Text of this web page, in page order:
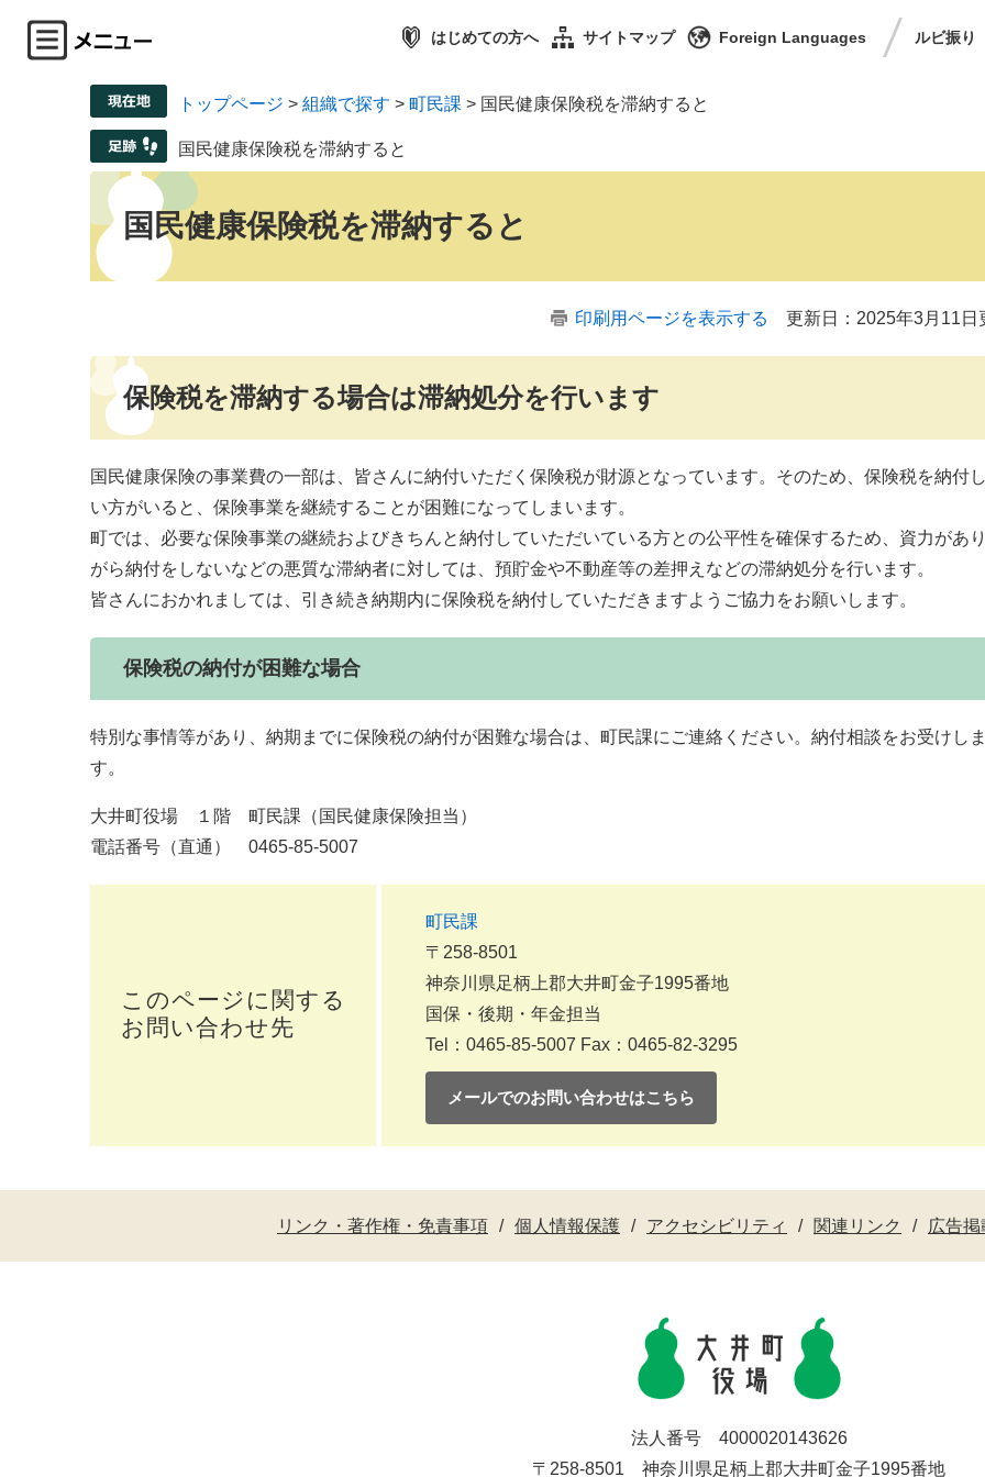
はじめての方へ サイトマップ Foreign Languages ルビ振り
トップページ > 組織で探す > 町民課 > 国民健康保険税を滞納すると
国民健康保険税を滞納すると
国民健康保険税を滞納すると
印刷用ページを表示する 更新日：2025年3月11日
保険税を滞納する場合は滞納処分を行います
国民健康保険の事業費の一部は、皆さんに納付いただく保険税が財源となっています。そのため、保険税を納付
い方がいると、保険事業を継続することが困難になってしまいます。
町では、必要な保険事業の継続およびきちんと納付していただいている方との公平性を確保するため、資力があ
がら納付をしないなどの悪質な滞納者に対しては、預貯金や不動産等の差押えなどの滞納処分を行います。
皆さんにおかれましては、引き続き納期内に保険税を納付していただきますようご協力をお願いします。
保険税の納付が困難な場合
特別な事情等があり、納期までに保険税の納付が困難な場合は、町民課にご連絡ください。納付相談をお受けし
す。
大井町役場 １階 町民課（国民健康保険担当）
電話番号（直通） 0465-85-5007
このページに関する
お問い合わせ先
町民課
〒258-8501
神奈川県足柄上郡大井町金子1995番地
国保・後期・年金担当
Tel：0465-85-5007 Fax：0465-82-3295
メールでのお問い合わせはこちら
リンク・著作権・免責事項 個人情報保護 アクセシビリティ 関連リンク 広告
法人番号 4000020143626
〒258-8501 神奈川県足柄上郡大井町金子1995番地